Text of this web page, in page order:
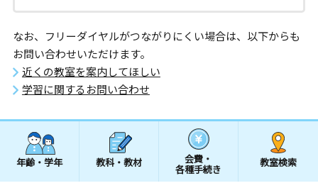
なお、フリーダイヤルがつながりにくい場合は、以下からも
お問い合わせいただけます。
近くの教室を案内してほしい
学習に関するお問い合わせ
年齢・学年 教科・教材 会費・
各種手続き
教室検索